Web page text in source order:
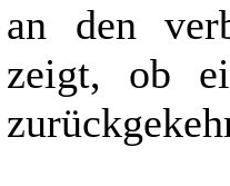
an den
zeigt, ob